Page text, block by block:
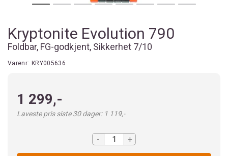
Kryptonite Evolution 790
Foldbar, FG-godkjent, Sikkerhet 7/10
Varenr: KRY005636
1 299,-
Laveste pris siste 30 dager: 1 119,-
- +